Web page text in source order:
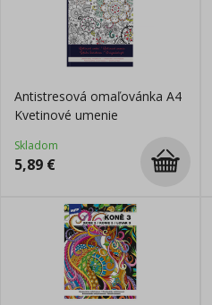
Antistresová omaľovánka A4
Kvetinové umenie
Skladom
5,89 €